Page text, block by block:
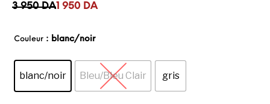
3 950 DA
Le prix initial était : 3 950DA.
1 950 DA
Le prix actuel est : 1 950DA.
Couleur : blanc/noir
blanc/noir Bleu/Bleu Clair gris